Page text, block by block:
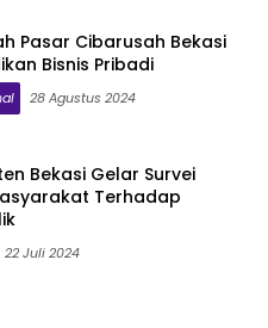
Pasar Cibarusah Bekasi
Bisnis Pribadi
28 Agustus 2024
Bekasi Gelar Survei
Terhadap
22 Juli 2024